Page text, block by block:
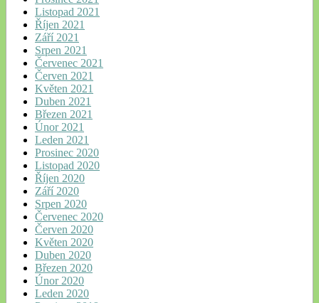
Listopad 2021
Říjen 2021
Září 2021
Srpen 2021
Červenec 2021
Červen 2021
Květen 2021
Duben 2021
Březen 2021
Únor 2021
Leden 2021
Prosinec 2020
Listopad 2020
Říjen 2020
Září 2020
Srpen 2020
Červenec 2020
Červen 2020
Květen 2020
Duben 2020
Březen 2020
Únor 2020
Leden 2020